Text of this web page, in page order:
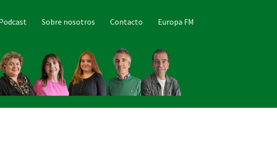
Sobre nosotros Contacto Europa FM